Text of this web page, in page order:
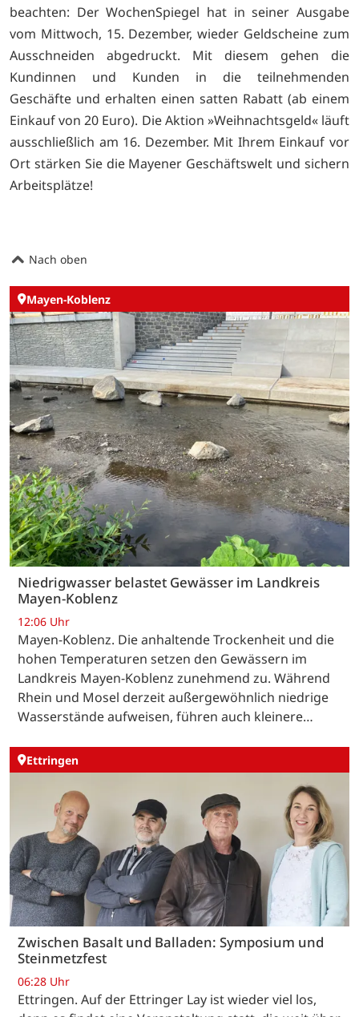
beachten: Der WochenSpiegel hat in seiner Ausgabe
vom Mittwoch, 15. Dezember, wieder Geldscheine zum
Ausschneiden abgedruckt. Mit diesem gehen die
Kundinnen und Kunden in die teilnehmenden
Geschäfte und erhalten einen satten Rabatt (ab einem
Einkauf von 20 Euro). Die Aktion »Weihnachtsgeld« läuft
ausschließlich am 16. Dezember. Mit Ihrem Einkauf vor
Ort stärken Sie die Mayener Geschäftswelt und sichern
Arbeitsplätze!
Nach oben
Mayen-Koblenz
Niedrigwasser belastet Gewässer im Landkreis
Mayen-Koblenz
12:06 Uhr
Mayen-Koblenz. Die anhaltende Trockenheit und die
hohen Temperaturen setzen den Gewässern im
Landkreis Mayen-Koblenz zunehmend zu. Während
Rhein und Mosel derzeit außergewöhnlich niedrige
Wasserstände aufweisen, führen auch kleinere…
Ettringen
Zwischen Basalt und Balladen: Symposium und
Steinmetzfest
06:28 Uhr
Ettringen. Auf der Ettringer Lay ist wieder viel los,